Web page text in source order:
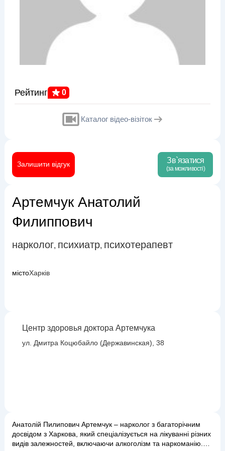
Рейтинг 0
Каталог відео-візіток
Залишити відгук Зв`язатися
(за можливості)
Артемчук Анатолий
Филиппович
нарколог, психиатр, психотерапевт
містоХарків
Центр здоровья доктора Артемчука
ул. Дмитра Коцюбайло (Державинская), 38
Анатолій Пилипович Артемчук – нарколог з багаторічним
досвідом з Харкова, який спеціалізується на лікуванні різних
видів залежностей, включаючи алкоголізм та наркоманію.